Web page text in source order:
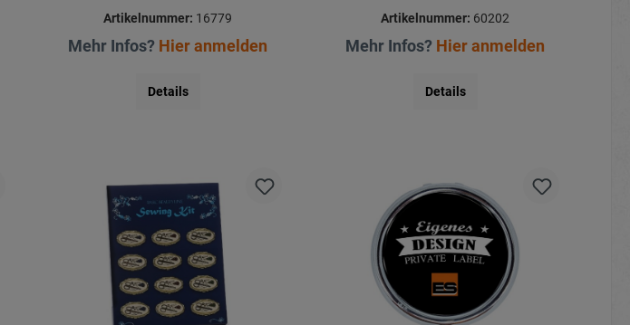
Artikelnummer: 16779
Mehr Infos? Hier anmelden
Details
Artikelnummer: 60202
Mehr Infos? Hier anmelden
Details